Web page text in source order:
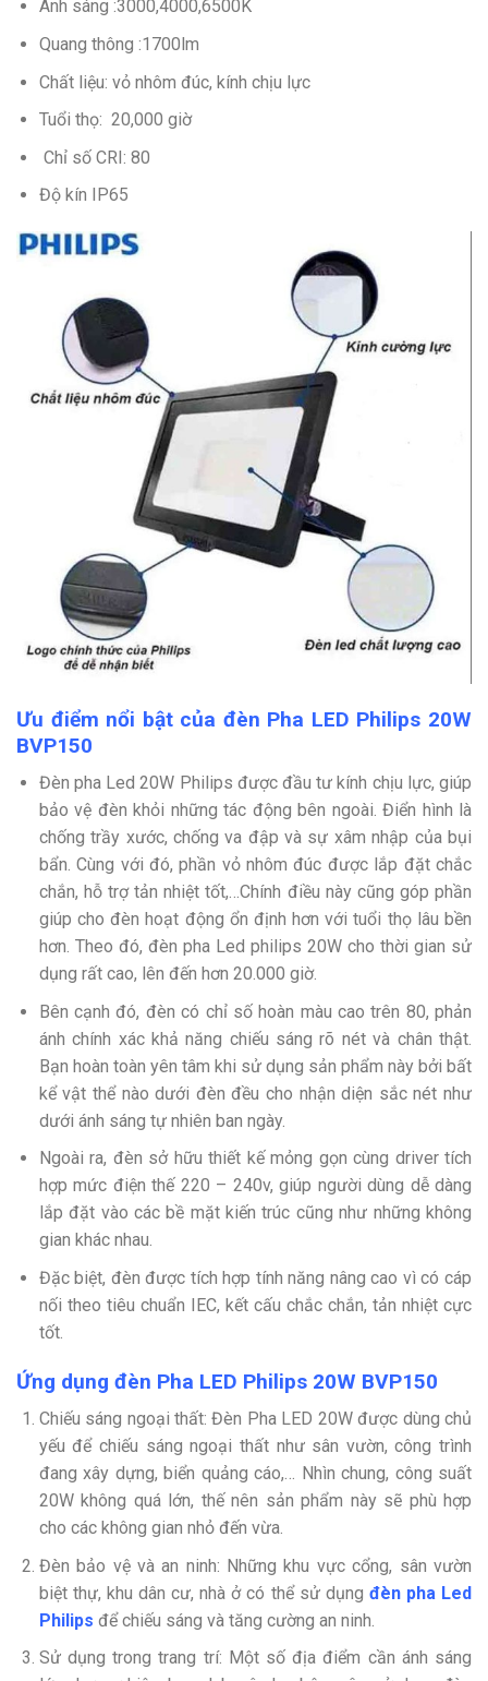
Ánh sáng :3000,4000,6500K
Quang thông :1700lm
Chất liệu: vỏ nhôm đúc, kính chịu lực
Tuổi thọ: 20,000 giờ
Chỉ số CRI: 80
Độ kín IP65
Ưu điểm nổi bật của đèn Pha LED Philips 20W
BVP150
Đèn pha Led 20W Philips được đầu tư kính chịu lực, giúp
bảo vệ đèn khỏi những tác động bên ngoài. Điển hình là
chống trầy xước, chống va đập và sự xâm nhập của bụi
bẩn. Cùng với đó, phần vỏ nhôm đúc được lắp đặt chắc
chắn, hỗ trợ tản nhiệt tốt,…Chính điều này cũng góp phần
giúp cho đèn hoạt động ổn định hơn với tuổi thọ lâu bền
hơn. Theo đó, đèn pha Led philips 20W cho thời gian sử
dụng rất cao, lên đến hơn 20.000 giờ.
Bên cạnh đó, đèn có chỉ số hoàn màu cao trên 80, phản
ánh chính xác khả năng chiếu sáng rõ nét và chân thật.
Bạn hoàn toàn yên tâm khi sử dụng sản phẩm này bởi bất
kể vật thể nào dưới đèn đều cho nhận diện sắc nét như
dưới ánh sáng tự nhiên ban ngày.
Ngoài ra, đèn sở hữu thiết kế mỏng gọn cùng driver tích
hợp mức điện thế 220 – 240v, giúp người dùng dễ dàng
lắp đặt vào các bề mặt kiến trúc cũng như những không
gian khác nhau.
Đặc biệt, đèn được tích hợp tính năng nâng cao vì có cáp
nối theo tiêu chuẩn IEC, kết cấu chắc chắn, tản nhiệt cực
tốt.
Ứng dụng đèn Pha LED Philips 20W BVP150
Chiếu sáng ngoại thất: Đèn Pha LED 20W được dùng chủ
yếu để chiếu sáng ngoại thất như sân vườn, công trình
đang xây dựng, biển quảng cáo,… Nhìn chung, công suất
20W không quá lớn, thế nên sản phẩm này sẽ phù hợp
cho các không gian nhỏ đến vừa.
Đèn bảo vệ và an ninh: Những khu vực cổng, sân vườn
biệt thự, khu dân cư, nhà ở có thể sử dụng đèn pha Led
Philips để chiếu sáng và tăng cường an ninh.
Sử dụng trong trang trí: Một số địa điểm cần ánh sáng